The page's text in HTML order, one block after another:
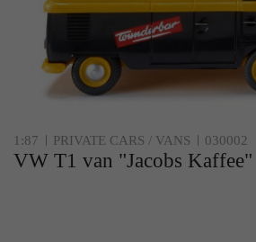
1:87 PRIVATE CARS / VANS 030002
VW T1 van "Jacobs Kaffee"